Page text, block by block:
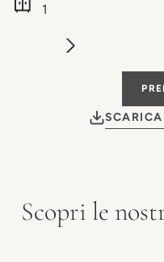
1
Scopri le